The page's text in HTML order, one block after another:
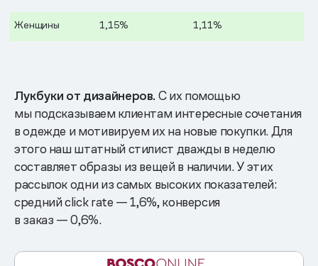
Женщины 1,15% 1,11%
Лукбуки от дизайнеров. С их помощью
мы подсказываем клиентам интересные сочетания
в одежде и мотивируем их на новые покупки. Для
этого наш штатный стилист дважды в неделю
составляет образы из вещей в наличии. У этих
рассылок одни из самых высоких показателей:
средний click rate — 1,6%, конверсия
в заказ — 0,6%.